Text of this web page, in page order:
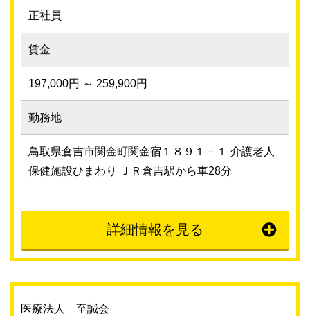
正社員
賃金
197,000円 ～ 259,900円
勤務地
鳥取県倉吉市関金町関金宿１８９１－１ 介護老人
保健施設ひまわり ＪＲ倉吉駅から車28分
詳細情報を見る
医療法人 至誠会